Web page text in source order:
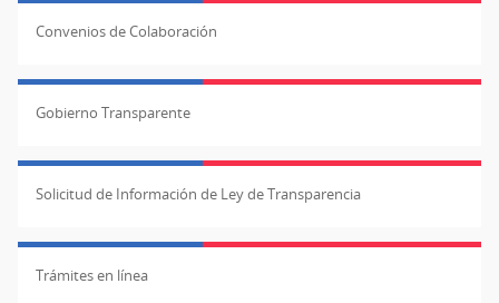
Convenios de Colaboración
Gobierno Transparente
Solicitud de Información de Ley de Transparencia
Trámites en línea